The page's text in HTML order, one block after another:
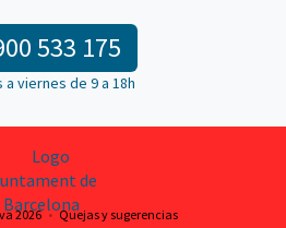
533 175
a viernes de 9 a 18h
2026 Quejas y sugerencias